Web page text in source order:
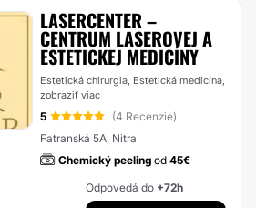
LASERCENTER –
CENTRUM LASEROVEJ A
ESTETICKEJ MEDICÍNY
Estetická chirurgia, Estetická medicína,
zobraziť viac
5
(4 Recenzie)
Fatranská 5A, Nitra
Chemický peeling od 45€
Odpovedá do +72h